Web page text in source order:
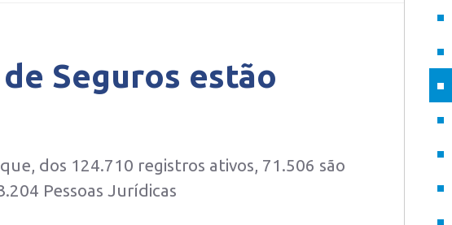
Seguros estão
dos 124.710 registros ativos, 71.506 são
Pessoas Jurídicas